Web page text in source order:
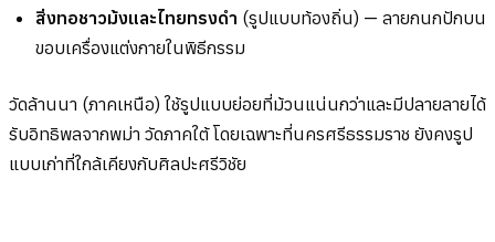
สิ่งทอชาวม้งและไทยทรงดำ (รูปแบบท้องถิ่น) — ลายกนกปักบน
ขอบเครื่องแต่งกายในพิธีกรรม
วัดล้านนา (ภาคเหนือ) ใช้รูปแบบย่อยที่ม้วนแน่นกว่าและมีปลายลายได้
รับอิทธิพลจากพม่า วัดภาคใต้ โดยเฉพาะที่นครศรีธรรมราช ยังคงรูป
แบบเก่าที่ใกล้เคียงกับศิลปะศรีวิชัย